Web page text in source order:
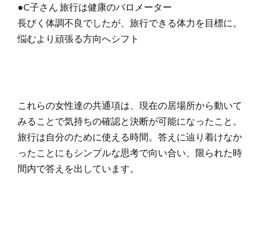
●C子さん 旅行は健康のバロメーター
長びく体調不良でしたが、旅行できる体力を目標に。
悩むより頑張る方向へシフト
これらの女性達の共通項は、現在の居場所から動いて
みることで気持ちの確認と決断が可能になったこと。
旅行は自分のために使える時間。答えに辿り着けなか
ったことにもシンプルな思考で向い合い、限られた時
間内で答えを出しています。